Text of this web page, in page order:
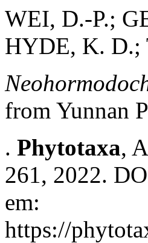
WEI, D.-P.;
HYDE, K. D.;
from Yunnan
. Phytotaxa,
261, 2022.
em:
https://